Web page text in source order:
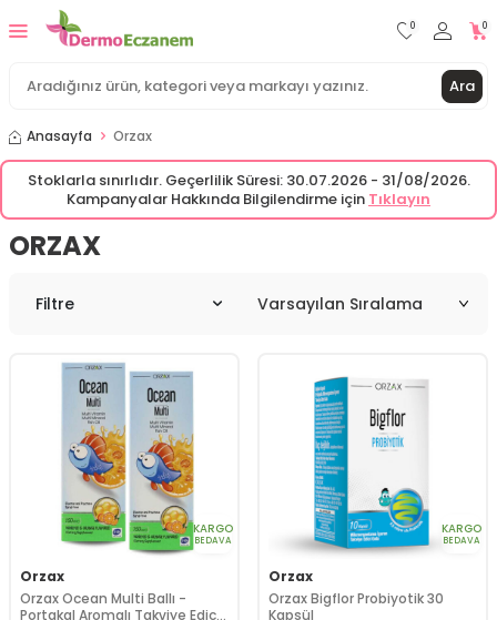
Ara
0 0
Anasayfa Orzax
Stoklarla sınırlıdır. Geçerlilik Süresi: 30.07.2026 - 31/08/2026.
Kampanyalar Hakkında Bilgilendirme için Tıklayın
ORZAX
Filtre
KARGO
BEDAVA
Orzax
Orzax Ocean Multi Ballı -
Portakal Aromalı Takviye Edici
KARGO
BEDAVA
Orzax
Orzax Bigflor Probiyotik 30
Kapsül